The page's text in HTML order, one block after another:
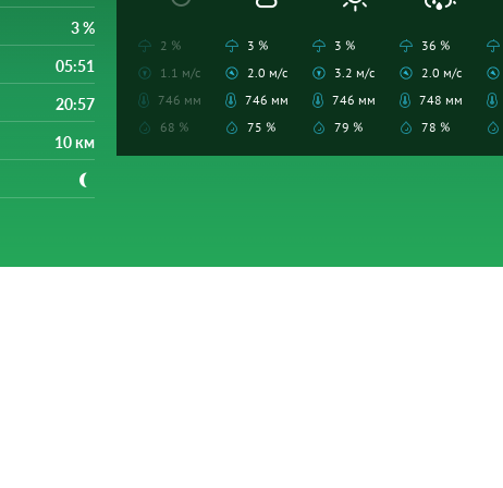
3 %
05:51
20:57
10 км
2 %
1.1 м/с
746 мм
68 %
3 %
2.0 м/с
746 мм
75 %
3 %
3.2 м/с
746 мм
79 %
36 %
2.0 м/с
748 мм
78 %